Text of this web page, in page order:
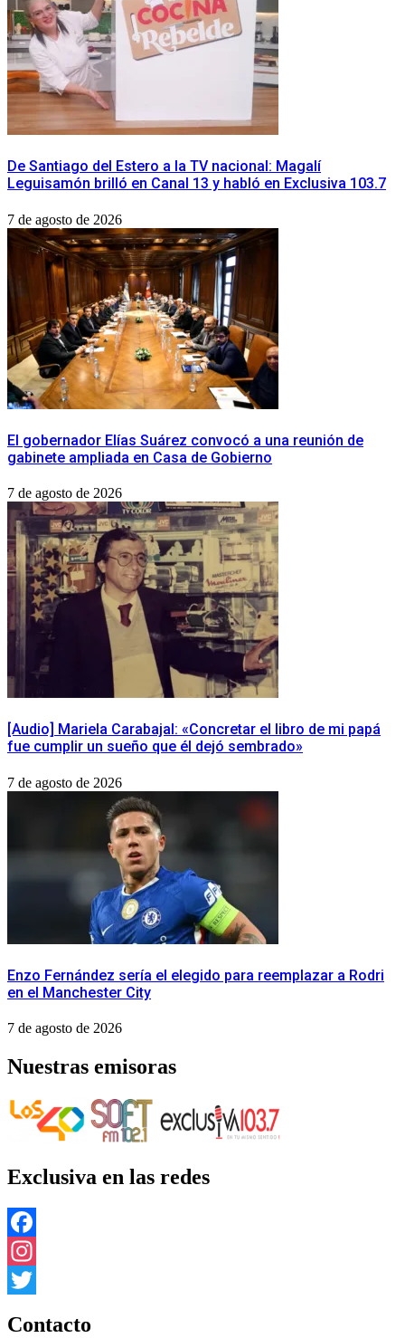
De Santiago del Estero a la TV nacional: Magalí
Leguisamón brilló en Canal 13 y habló en Exclusiva 103.7
7 de agosto de 2026
​El gobernador Elías Suárez convocó a una reunión de
gabinete ampliada en Casa de Gobierno
7 de agosto de 2026
[Audio] Mariela Carabajal: «Concretar el libro de mi papá
fue cumplir un sueño que él dejó sembrado»
7 de agosto de 2026
Enzo Fernández sería el elegido para reemplazar a Rodri
en el Manchester City
7 de agosto de 2026
Nuestras emisoras
Exclusiva en las redes
Facebook
Instagram
Contacto